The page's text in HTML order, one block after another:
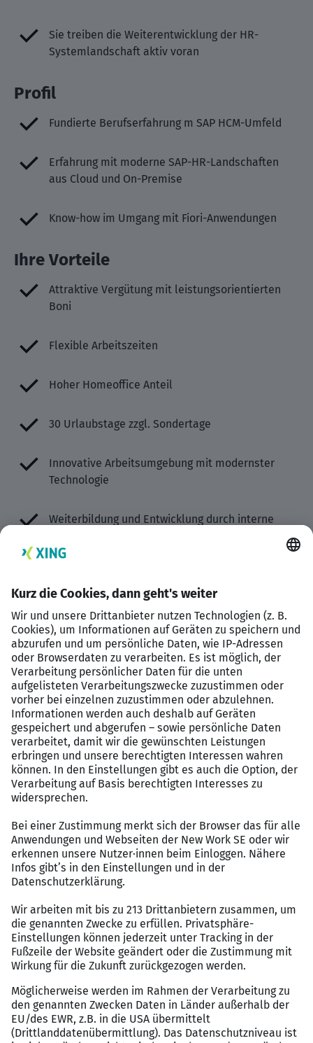
Sie treiben die Weiterentwicklung der HR-
Systemlandschaft aktiv voran
Profil
Fundierte Berufserfahrung m SAP HCM-Umfeld
Erfahrung mit moderne SAP-HR-Landschaften
aus Cloud und On-Premise
Know-how im Umgang mit Fiori-Anwendungen
Ihre Vorteile
Attraktive Vergütung mit leistungsorientierten
Boni
Flexible Arbeitszeiten
Hoher Homeoffice Anteil
30 Urlaubstage zzgl. Sondertage
Innovative Arbeitsumgebung mit modernster
Technologie
Weiterbildung und Entwicklung durch interne
individuelle Programme (u. a. direkt bei SAP)
Gesundheits- und Vorsorgeleistungen, inklusive
betrieblicher Altersvorsorge (BAV) und
Krankenversicherungen
Zuschüsse für Fitnessstudio-Mitgliedschaften
oder Gesundheitsprogramme
Psychologische Unterstützung und Wellness-
Angebote zur Förderung der mentalen
Gesundheit
Teambuilding-Events und regelmäßige
Elternzeit- und Kinderbetreuungsangebote, z. B.
Zuschüsse oder Unterstützung bei der Suche
nach Betreuungseinrichtungen
Kultur- und Freizeitangebote, z. B. Firmenrabatte
für Veranstaltungen und Freizeitaktivitäten
Kaffee)
Private Parkplätze und eine hervorragende